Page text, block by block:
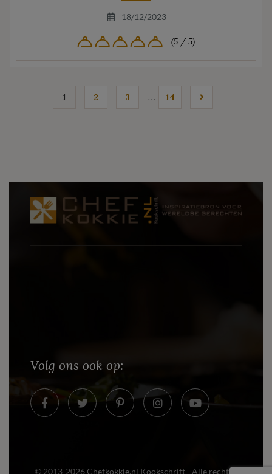
18/12/2023
(5 / 5)
1 2 3 … 14
Volg ons ook op:
© 2013-2026Chefkokkie.nl Kookschrift- Alle rechten